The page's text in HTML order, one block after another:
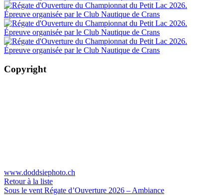
Copyright
www.doddsiephoto.ch
Retour à la liste
Sous le vent Régate d’Ouverture 2026 – Ambiance